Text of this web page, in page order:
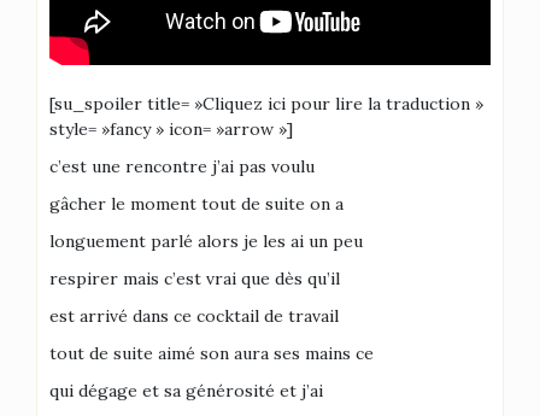
[su_spoiler title= »Cliquez ici pour lire la traduction »
style= »fancy » icon= »arrow »]
c’est une rencontre j’ai pas voulu
gâcher le moment tout de suite on a
longuement parlé alors je les ai un peu
respirer mais c’est vrai que dès qu’il
est arrivé dans ce cocktail de travail
tout de suite aimé son aura ses mains ce
qui dégage et sa générosité et j’ai